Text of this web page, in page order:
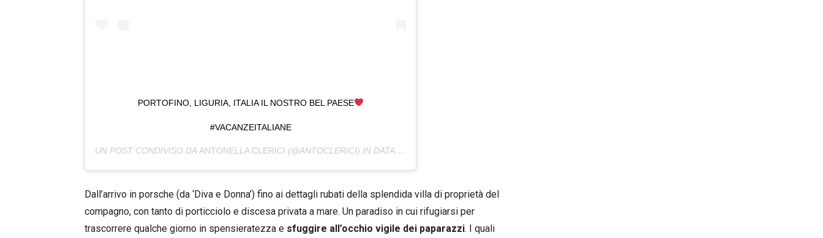
PORTOFINO, LIGURIA, ITALIA IL NOSTRO BEL PAESE
#VACANZEITALIANE
UN POST CONDIVISO DA ANTONELLA CLERICI (@ANTOCLERICI) IN DATA: 18 GIU 2020 ALLE ORE 11:07 PDT
Dall’arrivo in porsche (da ‘Diva e Donna’) fino ai dettagli rubati della splendida villa di proprietà del
compagno, con tanto di porticciolo e discesa privata a mare. Un paradiso in cui rifugiarsi per
trascorrere qualche giorno in spensieratezza e sfuggire all’occhio vigile dei paparazzi. I quali